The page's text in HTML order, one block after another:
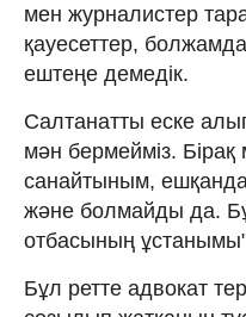
мен журналистер
қауесеттер,
ештеңе демедік.
Салтанатты еске
мән бермейміз.
санайтыным,
және болмайды да.
отбасының
Бұл ретте адвокат